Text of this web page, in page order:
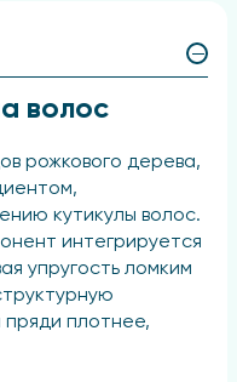
волос
рожкового дерева,
кутикулы волос.
интегрируется
упругость ломким
плотнее,